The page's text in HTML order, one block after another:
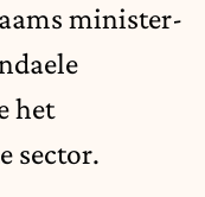
minister-
het
sector.